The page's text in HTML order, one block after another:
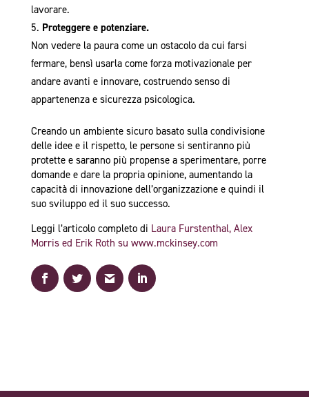
lavorare.
Proteggere e potenziare.
Non vedere la paura come un ostacolo da cui farsi
fermare, bensì usarla come forza motivazionale per
andare avanti e innovare, costruendo senso di
appartenenza e sicurezza psicologica.
Creando un ambiente sicuro basato sulla condivisione
delle idee e il rispetto, le persone si sentiranno più
protette e saranno più propense a sperimentare, porre
domande e dare la propria opinione, aumentando la
capacità di innovazione dell’organizzazione e quindi il
suo sviluppo ed il suo successo.
Leggi l’articolo completo di Laura Furstenthal, Alex
Morris ed Erik Roth su www.mckinsey.com